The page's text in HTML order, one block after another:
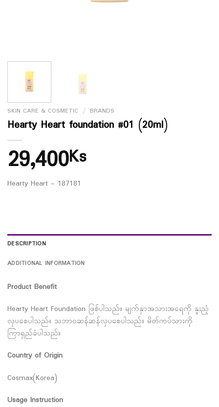
SKIN CARE & COSMETIC / BRANDS
Hearty Heart foundation #01 (20ml)
29,400Ks
Hearty Heart – 187181
DESCRIPTION
ADDITIONAL INFORMATION
Product Benefit
Hearty Heart Foundation ဖြစ်ပါသည်။ မျက်နှာအသားအရေကို နူးညံ့
လှပစေပါသည်။ သဘာဝဆန်ဆန်လှပစေပါသည်။ မိတ်ကပ်သားကို
ကြာရှည်ခံပါသည်။
Country of Origin
Cosmax(Korea)
Usage Instruction